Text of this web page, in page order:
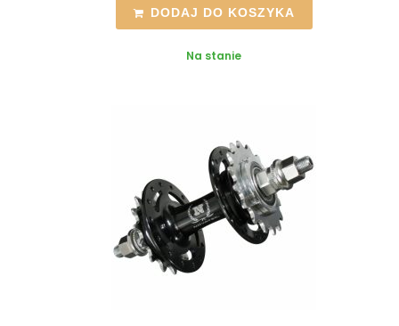
DODAJ DO KOSZYKA
Na stanie